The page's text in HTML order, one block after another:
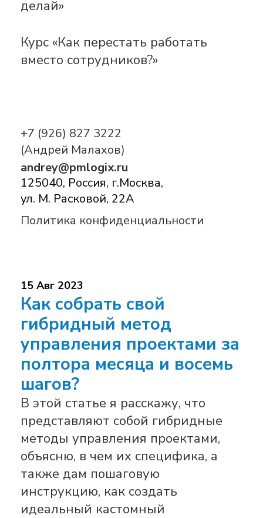
+7 (926) 827 3222
(Андрей Малахов)
andrey@pmlogix.ru
125040, Россия, г.Москва,
ул. М. Расковой, 22А
Политика конфиденциальности
делай»
Курс «Как перестать работать
вместо сотрудников?»
15 Авг 2023
Как собрать свой
гибридный метод
управления проектами за
полтора месяца и восемь
шагов?
В этой статье я расскажу, что
представляют собой гибридные
методы управления проектами,
объясню, в чем их специфика, а
также дам пошаговую
инструкцию, как создать
идеальный кастомный